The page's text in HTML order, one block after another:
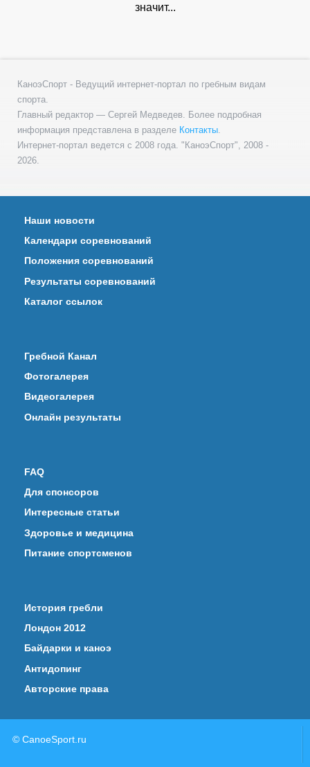
значит...
КаноэСпорт - Ведущий интернет-портал по гребным видам
спорта.
Главный редактор — Сергей Медведев. Более подробная
информация представлена в разделе Контакты
Интернет-портал ведется с 2008 года. "КаноэСпорт", 2008 -
2026.
Наши новости
Календари соревнований
Положения соревнований
Результаты соревнований
Каталог ссылок
Гребной Канал
Фотогалерея
Видеогалерея
Онлайн результаты
FAQ
Для спонсоров
Интересные статьи
Здоровье и медицина
Питание спортсменов
История гребли
Лондон 2012
Байдарки и каноэ
Антидопинг
Авторские права
© CanoeSport.ru